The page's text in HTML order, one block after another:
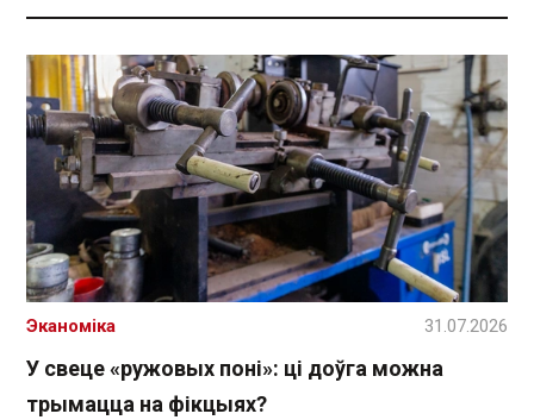
У свеце «ружовых поні»: ці доўга можна
трымацца на фікцыях?
Эканоміка 31.07.2026